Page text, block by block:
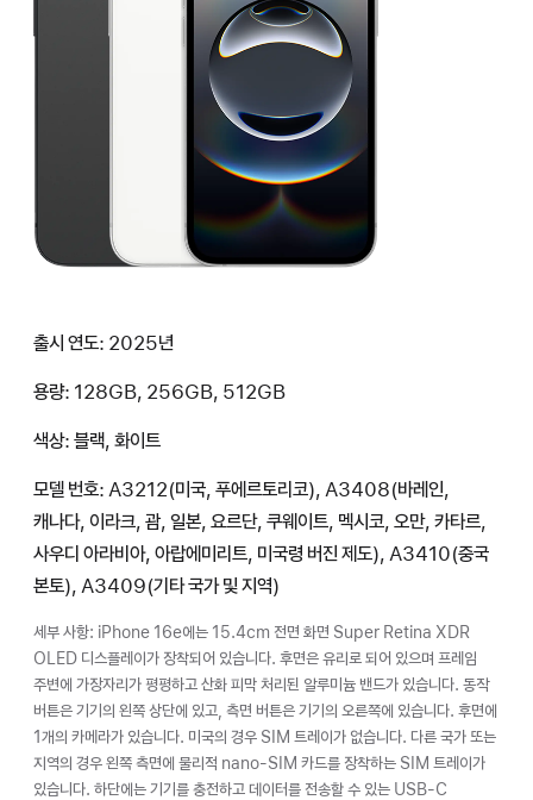
출시 연도: 2025년
용량: 128GB, 256GB, 512GB
색상: 블랙, 화이트
모델 번호: A3212(미국, 푸에르토리코), A3408(바레인,
캐나다, 이라크, 괌, 일본, 요르단, 쿠웨이트, 멕시코, 오만, 카타르,
사우디 아라비아, 아랍에미리트, 미국령 버진 제도), A3410(중국
본토), A3409(기타 국가 및 지역)
세부 사항: iPhone 16e에는 15.4cm 전면 화면 Super Retina XDR
OLED 디스플레이가 장착되어 있습니다. 후면은 유리로 되어 있으며 프레임
주변에 가장자리가 평평하고 산화 피막 처리된 알루미늄 밴드가 있습니다. 동작
버튼은 기기의 왼쪽 상단에 있고, 측면 버튼은 기기의 오른쪽에 있습니다. 후면에
1개의 카메라가 있습니다. 미국의 경우 SIM 트레이가 없습니다. 다른 국가 또는
지역의 경우 왼쪽 측면에 물리적 nano-SIM 카드를 장착하는 SIM 트레이가
있습니다. 하단에는 기기를 충전하고 데이터를 전송할 수 있는 USB-C